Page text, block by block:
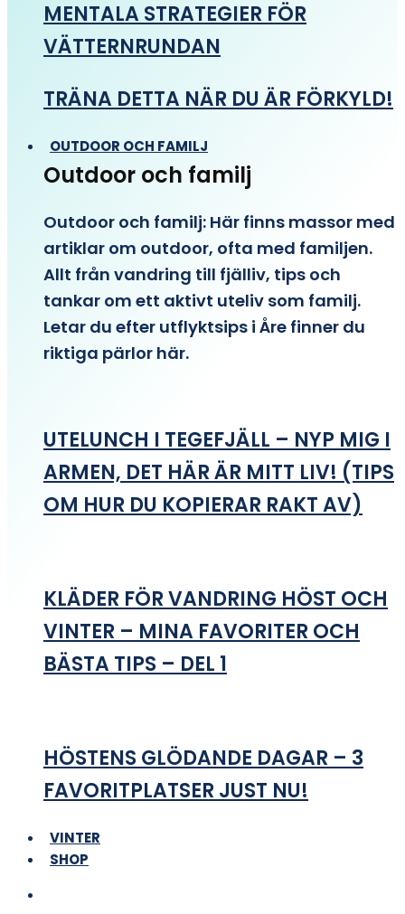
MENTALA STRATEGIER FÖR
VÄTTERNRUNDAN
TRÄNA DETTA NÄR DU ÄR FÖRKYLD!
OUTDOOR OCH FAMILJ
Outdoor och familj
Outdoor och familj: Här finns massor med
artiklar om outdoor, ofta med familjen.
Allt från vandring till fjälliv, tips och
tankar om ett aktivt uteliv som familj.
Letar du efter utflyktsips i Åre finner du
riktiga pärlor här.
UTELUNCH I TEGEFJÄLL – NYP MIG I
ARMEN, DET HÄR ÄR MITT LIV! (TIPS
OM HUR DU KOPIERAR RAKT AV)
KLÄDER FÖR VANDRING HÖST OCH
VINTER – MINA FAVORITER OCH
BÄSTA TIPS – DEL 1
HÖSTENS GLÖDANDE DAGAR – 3
FAVORITPLATSER JUST NU!
VINTER
SHOP